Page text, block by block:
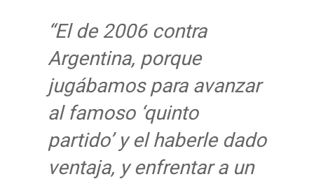
“El de 2006 contra
Argentina, porque
jugábamos para avanzar
al famoso ‘quinto
partido’ y el haberle dado
ventaja, y enfrentar a un